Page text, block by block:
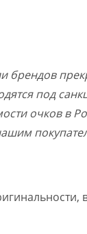
брендов
под
очков в